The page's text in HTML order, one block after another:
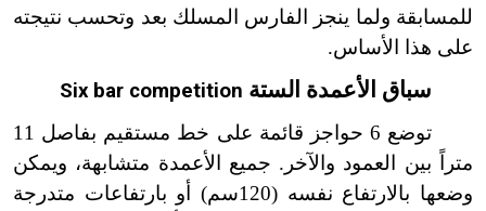
للمسابقة ولما ينجز الفارس المسلك بعد وتحسب نتيجته
على هذا الأساس.
سباق الأعمدة الستة Six bar competition
توضع 6 حواجز قائمة على خط مستقيم بفاصل 11
متراً بين العمود والآخر. جميع الأعمدة متشابهة، ويمكن
وضعها بالارتفاع نفسه (120سم) أو بارتفاعات متدرجة